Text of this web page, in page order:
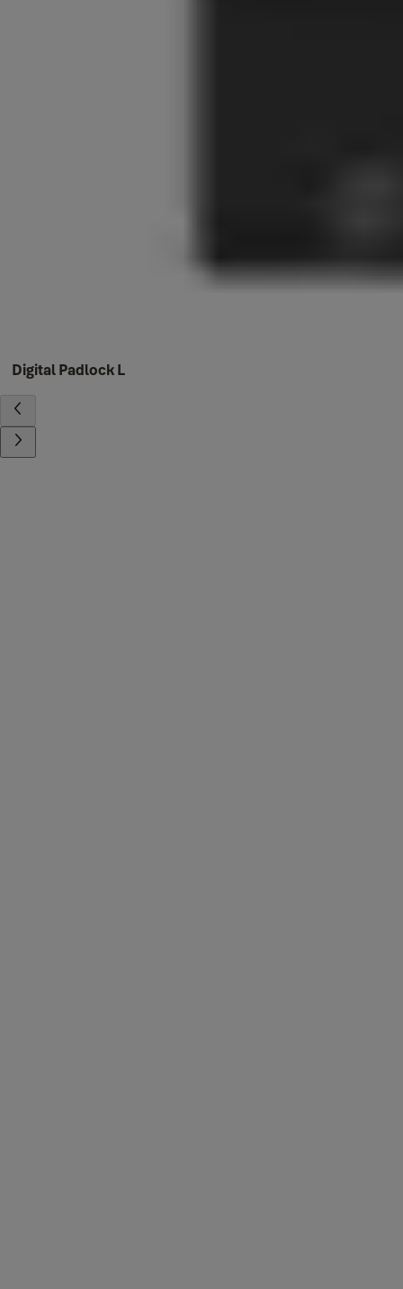
Digital Padlock L